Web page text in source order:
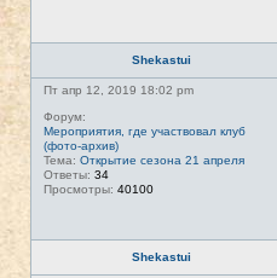
Shekastui
Пт апр 12, 2019 18:02 pm
Форум:
Мероприятия, где участвовал клуб
(фото-архив)
Тема: Открытие сезона 21 апреля
Ответы: 34
Просмотры: 40100
Shekastui